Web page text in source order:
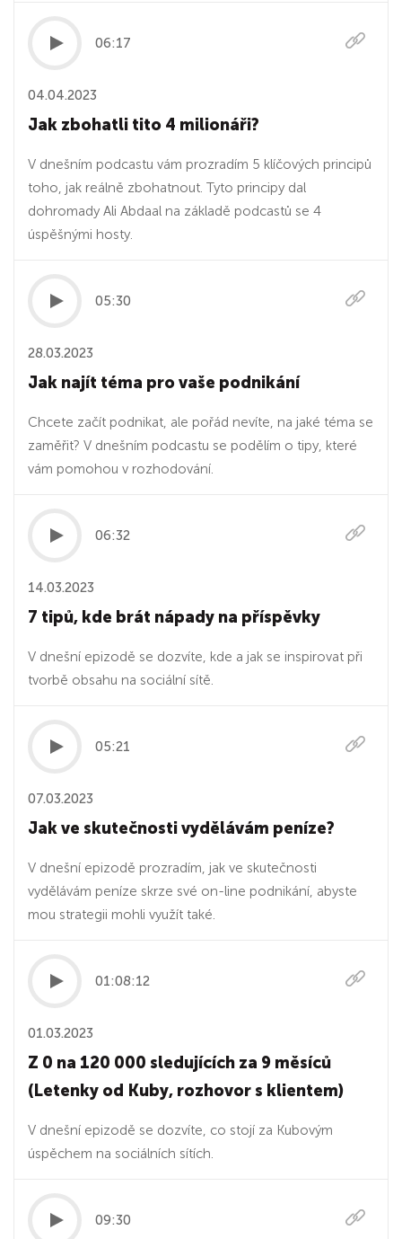
06:17
04.04.2023
Jak zbohatli tito 4 milionáři?
V dnešním podcastu vám prozradím 5 klíčových principů
toho, jak reálně zbohatnout. Tyto principy dal
dohromady Ali Abdaal na základě podcastů se 4
úspěšnými hosty.
05:30
28.03.2023
Jak najít téma pro vaše podnikání
Chcete začít podnikat, ale pořád nevíte, na jaké téma se
zaměřit? V dnešním podcastu se podělím o tipy, které
vám pomohou v rozhodování.
06:32
14.03.2023
7 tipů, kde brát nápady na příspěvky
V dnešní epizodě se dozvíte, kde a jak se inspirovat při
tvorbě obsahu na sociální sítě.
05:21
07.03.2023
Jak ve skutečnosti vydělávám peníze?
V dnešní epizodě prozradím, jak ve skutečnosti
vydělávám peníze skrze své on-line podnikání, abyste
mou strategii mohli využít také.
01:08:12
01.03.2023
Z 0 na 120 000 sledujících za 9 měsíců
(Letenky od Kuby, rozhovor s klientem)
V dnešní epizodě se dozvíte, co stojí za Kubovým
úspěchem na sociálních sítích.
09:30